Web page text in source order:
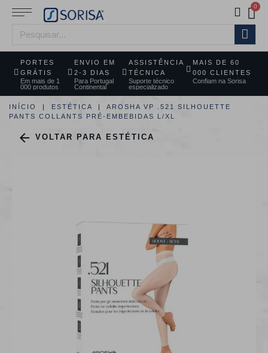
PORTES
GRÁTIS
Em mais de 1
000 produtos
ENVIO EM
2-3 DIAS
Para Portugal
Continental
ASSISTÊNCIA
TÉCNICA
Suporte técnico
especializado
MAIS DE 60
000 CLIENTES
Confiam na Sorisa
INÍCIO ESTÉTICA
AROSHA VP .521 SILHOUETTE
PANTS COLLANTS PRÉ-EMBEBIDAS L/XL
 VOLTAR PARA ESTÉTICA